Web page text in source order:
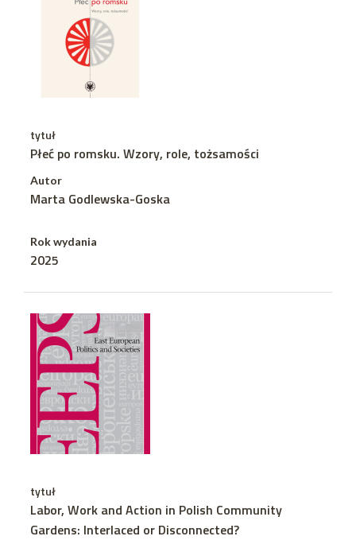
tytuł
Płeć po romsku. Wzory, role, tożsamości
Autor
Marta Godlewska-Goska
Rok wydania
2025
tytuł
Labor, Work and Action in Polish Community
Gardens: Interlaced or Disconnected?